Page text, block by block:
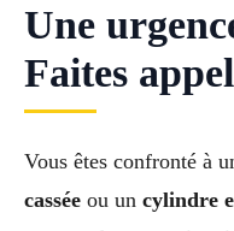
Une
Faites
Vous êtes confronté à
cassée ou un cylindre